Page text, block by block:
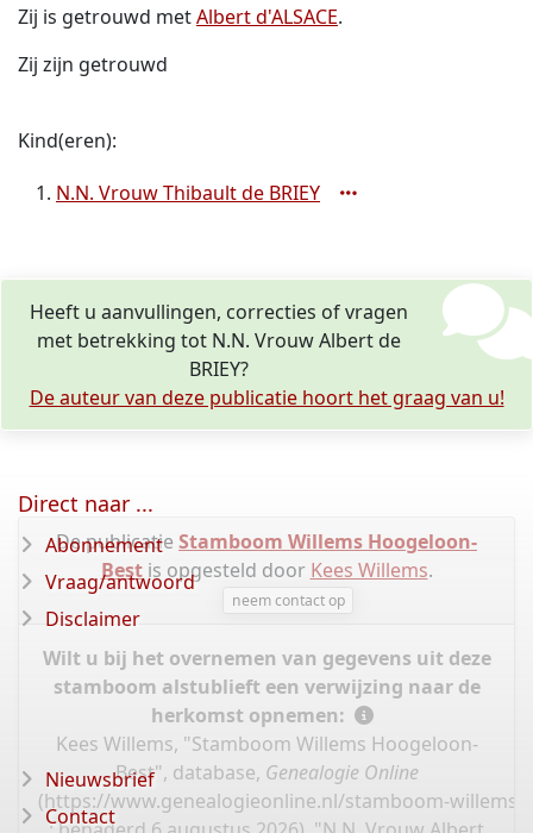
Zij is getrouwd metAlbert d'ALSACE.
Zij zijn getrouwd
Kind(eren):
N.N. Vrouw Thibault de BRIEY
Heeft u aanvullingen, correcties of vragen
met betrekking tot N.N. Vrouw Albert de
BRIEY?
De auteur van deze publicatie hoort het graag van u!
De publicatie Stamboom Willems Hoogeloon-
Bestis opgesteld door Kees Willems.
neem contact op
Wilt u bij het overnemen van gegevens uit deze
stamboom alstublieft een verwijzing naar de
herkomst opnemen:
Kees Willems, "Stamboom Willems Hoogeloon-
Best", database, Genealogie Online
(https://www.genealogieonline.nl/stamboom-willems-
Direct naar ...
Abonnement
Vraag/antwoord
Disclaimer
Nieuwsbrief
Contact